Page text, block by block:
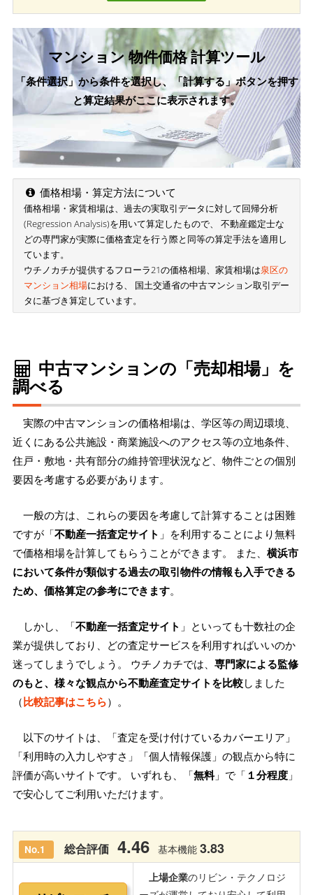
マンション 物件価格 計算ツール
「条件選択」から条件を選択し、「計算する」ボタンを押す
と算定結果がここに表示されます。
価格相場・算定方法について
価格相場・家賃相場は、過去の実取引データに対して回帰分析
(Regression Analysis)を用いて算定したもので、 不動産鑑定士な
どの専門家が実際に価格査定を行う際と同等の算定手法を適用し
ています。
ウチノカチが提供するフローラ21の価格相場、家賃相場は泉区の
マンション相場における、 国土交通省の中古マンション取引デー
タに基づき算定しています。
中古マンションの「売却相場」を
調べる
実際の中古マンションの価格相場は、学区等の周辺環境、
近くにある公共施設・商業施設へのアクセス等の立地条件、
住戸・敷地・共有部分の維持管理状況など、物件ごとの個別
要因を考慮する必要があります。
一般の方は、これらの要因を考慮して計算することは困難
ですが「不動産一括査定サイト 」を利用することにより無料
で価格相場を計算してもらうことができます。 また、 横浜市
において条件が類似する過去の取引物件の情報も入手できる
ため、価格算定の参考にできます。
しかし、「不動産一括査定サイト 」といっても十数社の企
業が提供しており、どの査定サービスを利用すればいいのか
迷ってしまうでしょう。 ウチノカチでは、 専門家による監修
のもと、様々な観点から不動産査定サイトを比較しました
（比較記事はこちら）。
以下のサイトは、「査定を受け付けているカバーエリア」
「利用時の入力しやすさ」「個人情報保護」の観点から特に
評価が高いサイトです。 いずれも、「無料」で「 １分程度 」
で安心してご利用いただけます。